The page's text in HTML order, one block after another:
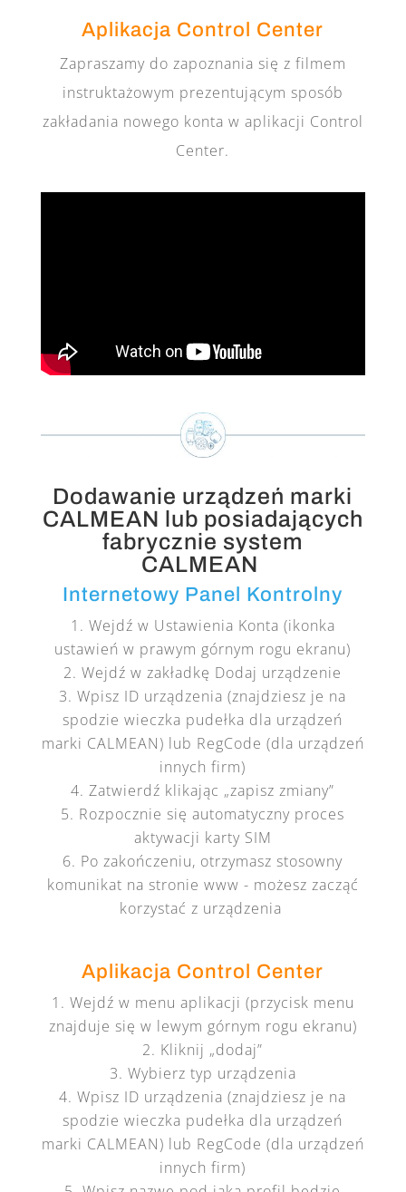
Aplikacja Control Center
Zapraszamy do zapoznania się z filmem
instruktażowym prezentującym sposób
zakładania nowego konta w aplikacji Control
Center.
Dodawanie urządzeń marki
CALMEAN lub posiadających
fabrycznie system
CALMEAN
Internetowy Panel Kontrolny
Wejdź w Ustawienia Konta (ikonka
ustawień w prawym górnym rogu ekranu)
Wejdź w zakładkę Dodaj urządzenie
Wpisz ID urządzenia (znajdziesz je na
spodzie wieczka pudełka dla urządzeń
marki CALMEAN) lub RegCode (dla urządzeń
innych firm)
Zatwierdź klikając „zapisz zmiany”
Rozpocznie się automatyczny proces
aktywacji karty SIM
Po zakończeniu, otrzymasz stosowny
komunikat na stronie www - możesz zacząć
korzystać z urządzenia
Aplikacja Control Center
Wejdź w menu aplikacji (przycisk menu
znajduje się w lewym górnym rogu ekranu)
Kliknij „dodaj”
Wybierz typ urządzenia
Wpisz ID urządzenia (znajdziesz je na
spodzie wieczka pudełka dla urządzeń
marki CALMEAN) lub RegCode (dla urządzeń
innych firm)